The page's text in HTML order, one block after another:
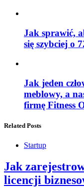
Jak sprawić,
się szybciej o
Jak jeden
meblowy, a
firmę Fitness
Related Posts
Startup
Jak
licencji